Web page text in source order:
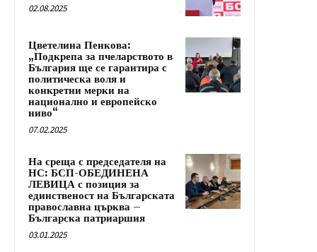
02.08.2025
Цветелина Пенкова:
„Подкрепа за пчеларството в
България ще се гарантира с
политическа воля и
конкретни мерки на
национално и европейско
ниво“
07.02.2025
На среща с председателя на
НС: БСП-ОБЕДИНЕНА
ЛЕВИЦА с позиция за
единственост на Българската
православна църква –
Българска патриаршия
03.01.2025